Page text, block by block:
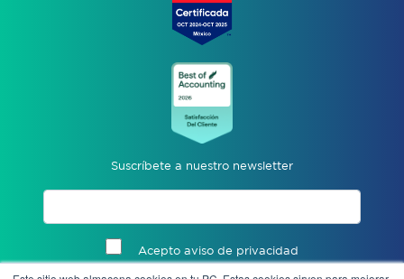
Suscríbete a nuestro newsletter
Acepto aviso de privacidad